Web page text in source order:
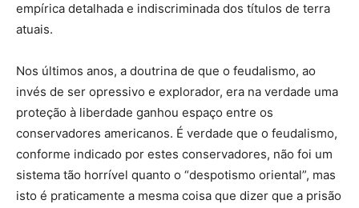
empírica detalhada e indiscriminada dos títulos de terra
atuais.
Nos últimos anos, a doutrina de que o feudalismo, ao
invés de ser opressivo e explorador, era na verdade uma
proteção à liberdade ganhou espaço entre os
conservadores americanos. É verdade que o feudalismo,
conforme indicado por estes conservadores, não foi um
sistema tão horrível quanto o “despotismo oriental”, mas
isto é praticamente a mesma coisa que dizer que a prisão